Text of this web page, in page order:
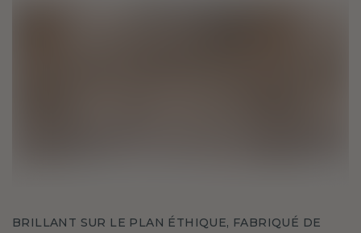
BRILLANT SUR LE PLAN ÉTHIQUE, FABRIQUÉ DE